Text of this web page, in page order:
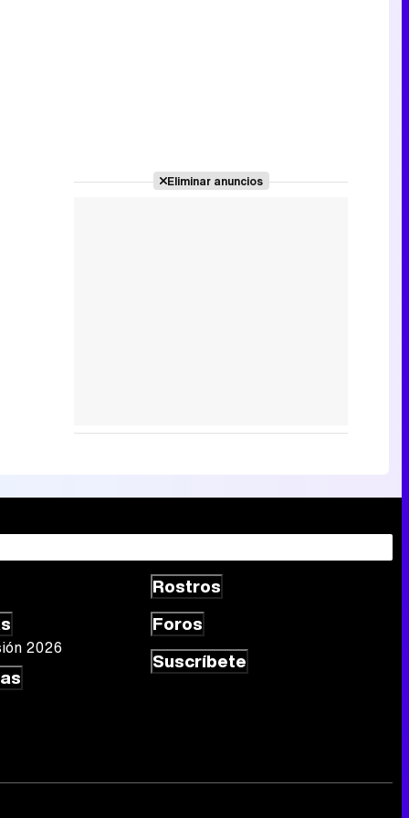
Eliminar anuncios
2026
Rostros
Foros
Suscríbete